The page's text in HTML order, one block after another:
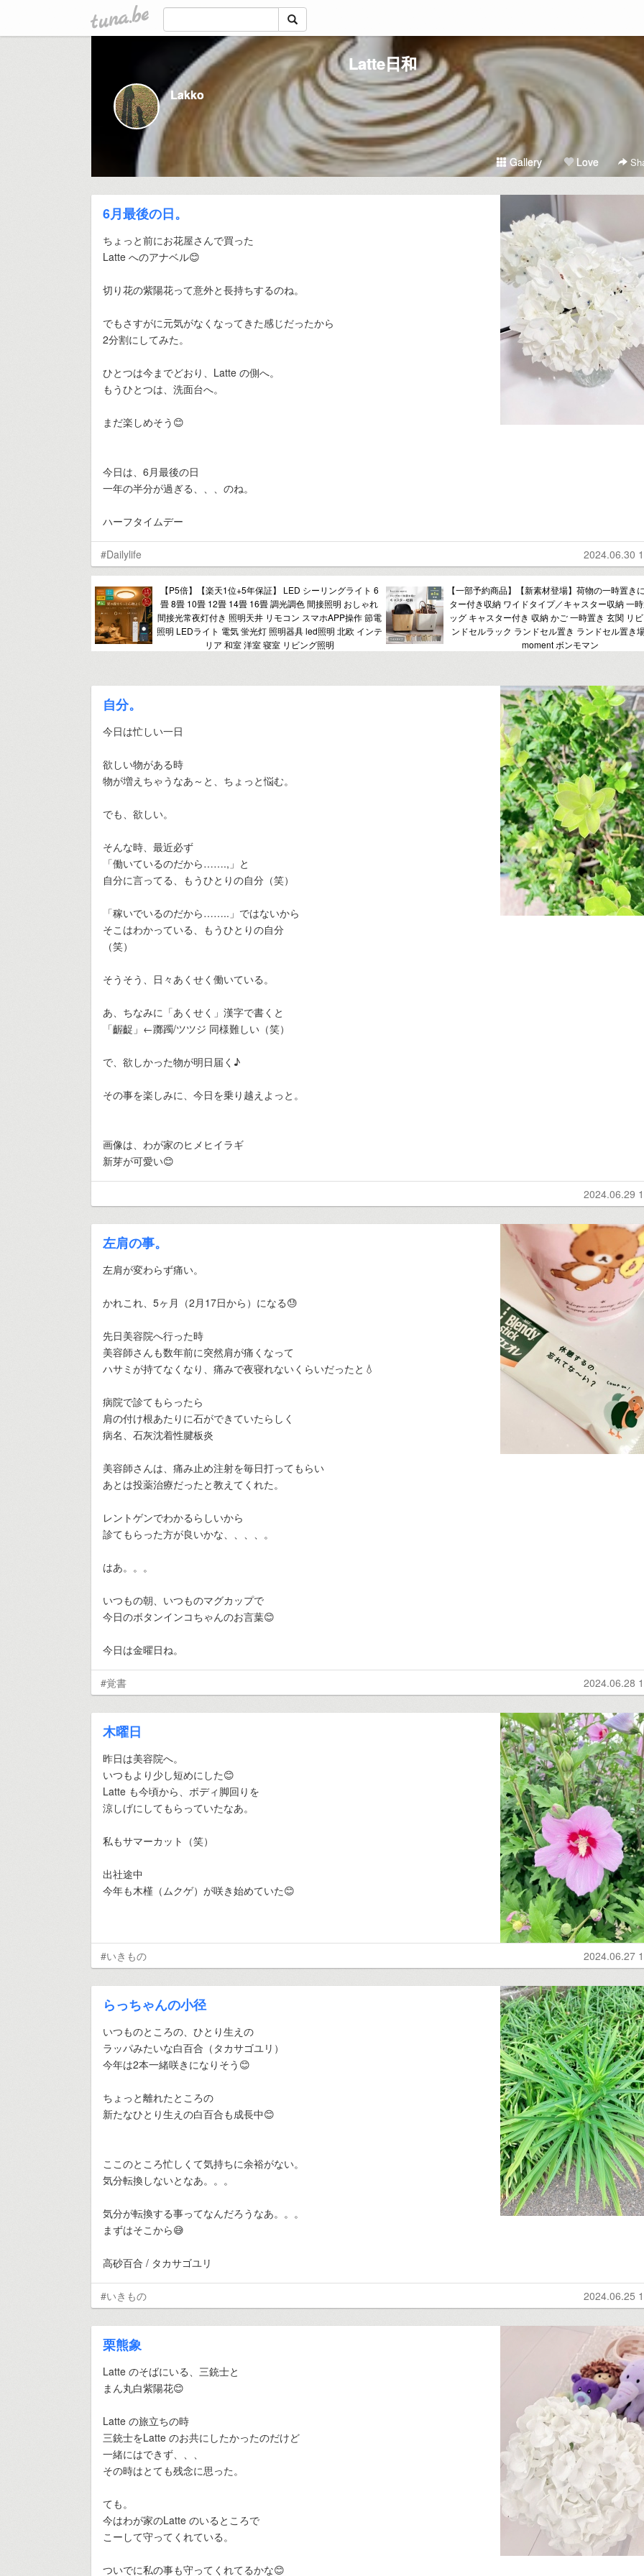
tuna.be
Latte日和
Lakko
Gallery Love
6月最後の日。
ちょっと前にお花屋さんで買った
Latte へのアナベル😊
切り花の紫陽花って意外と長持ちするのね。
でもさすがに元気がなくなってきた感じだったから
2分割にしてみた。
ひとつは今までどおり、Latte の側へ。
もうひとつは、洗面台へ。
まだ楽しめそう😊
今日は、6月最後の日
一年の半分が過ぎる、、、のね。
ハーフタイムデー
#Dailylife 2024.06.30
【P5倍】【楽天1位+5年保証】 LED シーリングライト 6
畳 8畳 10畳 12畳 14畳 16畳 調光調色 間接照明 おしゃれ
間接光常夜灯付き 照明天井 リモコン スマホAPP操作 節電
照明 LEDライト 電気 蛍光灯 照明器具 led照明 北欧 インテ
リア 和室 洋室 寝室 リビング照明
【一部予約商品】【新素材登場】荷物の一時置き
ター付き収納 ワイドタイプ／キャスター収納 一
ッグ キャスター付き 収納 かご 一時置き 玄関 リ
ンドセルラック ランドセル置き ランドセル置き
moment ボンモマン
自分。
今日は忙しい一日
欲しい物がある時
物が増えちゃうなあ～と、ちょっと悩む。
でも、欲しい。
そんな時、最近必ず
「働いているのだから…….,」と
自分に言ってる、もうひとりの自分（笑）
「稼いでいるのだから……..」ではないから
そこはわかっている、もうひとりの自分
（笑）
そうそう、日々あくせく働いている。
あ、ちなみに「あくせく」漢字で書くと
「齷齪」←躑躅/ツツジ 同様難しい（笑）
で、欲しかった物が明日届く♪
その事を楽しみに、今日を乗り越えよっと。
画像は、わが家のヒメヒイラギ
新芽が可愛い😊
2024.06.29
左肩の事。
左肩が変わらず痛い。
かれこれ、5ヶ月（2月17日から）になる😓
先日美容院へ行った時
美容師さんも数年前に突然肩が痛くなって
ハサミが持てなくなり、痛みで夜寝れないくらいだったと💧
病院で診てもらったら
肩の付け根あたりに石ができていたらしく
病名、石灰沈着性腱板炎
美容師さんは、痛み止め注射を毎日打ってもらい
あとは投薬治療だったと教えてくれた。
レントゲンでわかるらしいから
診てもらった方が良いかな、、、、。
はあ。。。
いつもの朝、いつものマグカップで
今日のボタンインコちゃんのお言葉😊
今日は金曜日ね。
#覚書 2024.06.28
木曜日
昨日は美容院へ。
いつもより少し短めにした😊
Latte も今頃から、ボディ脚回りを
涼しげにしてもらっていたなあ。
私もサマーカット（笑）
出社途中
今年も木槿（ムクゲ）が咲き始めていた😊
#いきもの 2024.06.27
らっちゃんの小径
いつものところの、ひとり生えの
ラッパみたいな白百合（タカサゴユリ）
今年は2本一緒咲きになりそう😊
ちょっと離れたところの
新たなひとり生えの白百合も成長中😊
ここのところ忙しくて気持ちに余裕がない。
気分転換しないとなあ。。。
気分が転換する事ってなんだろうなあ。。。
まずはそこから😅
高砂百合 / タカサゴユリ
#いきもの 2024.06.25
栗熊象
Latte のそばにいる、三銃士と
まん丸白紫陽花😊
Latte の旅立ちの時
三銃士をLatte のお共にしたかったのだけど
一緒にはできず、、、
その時はとても残念に思った。
ても。
今はわが家のLatte のいるところで
こーして守ってくれている。
ついでに私の事も守ってくれてるかな😊